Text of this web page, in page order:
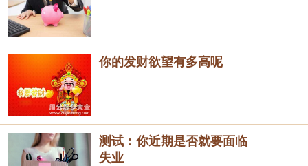
你的发财欲望有多高呢
测试：你近期是否就要面临
失业